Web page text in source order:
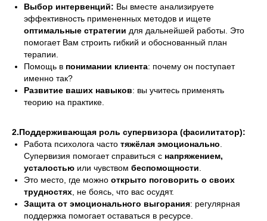
Выбор интервенций: Вы вместе анализируете
эффективность примененных методов и ищете
оптимальные стратегии для дальнейшей работы. Это
помогает Вам строить гибкий и обоснованный план
терапии.
Помощь в понимании клиента: почему он поступает
именно так?
Развитие ваших навыков: вы учитесь применять
теорию на практике.
2.Поддерживающая роль супервизора (фасилитатор):
Работа психолога часто тяжёлая эмоционально
Супервизия помогает справиться с напряжением,
усталостью или чувством беспомощности
Это место, где можно открыто поговорить о своих
трудностях , не боясь, что вас осудят.
Защита от эмоционального выгорания: регулярная
поддержка помогает оставаться в ресурсе.